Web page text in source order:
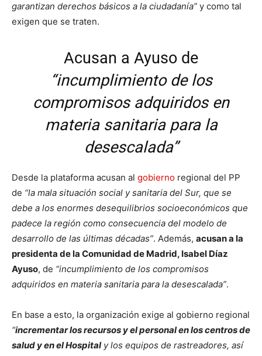
garantizan derechos básicos a la ciudadanía” y como tal
exigen que se traten.
Acusan a Ayuso de
“incumplimiento de los
compromisos adquiridos en
materia sanitaria para la
desescalada”
Desde la plataforma acusan al gobierno regional del PP
de “la mala situación social y sanitaria del Sur, que se
debe a los enormes desequilibrios socioeconómicos que
padece la región como consecuencia del modelo de
desarrollo de las últimas décadas”. Además, acusan a la
presidenta de la Comunidad de Madrid, Isabel Díaz
Ayuso, de “incumplimiento de los compromisos
adquiridos en materia sanitaria para la desescalada”.
En base a esto, la organización exige al gobierno regional
“incrementar los recursos y el personal en los centros de
salud y en el Hospitaly los equipos de rastreadores, así